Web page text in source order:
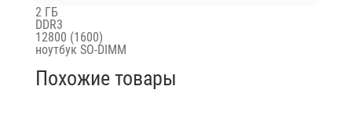
2 ГБ
DDR3
12800 (1600)
ноутбук SO-DIMM
Похожие товары